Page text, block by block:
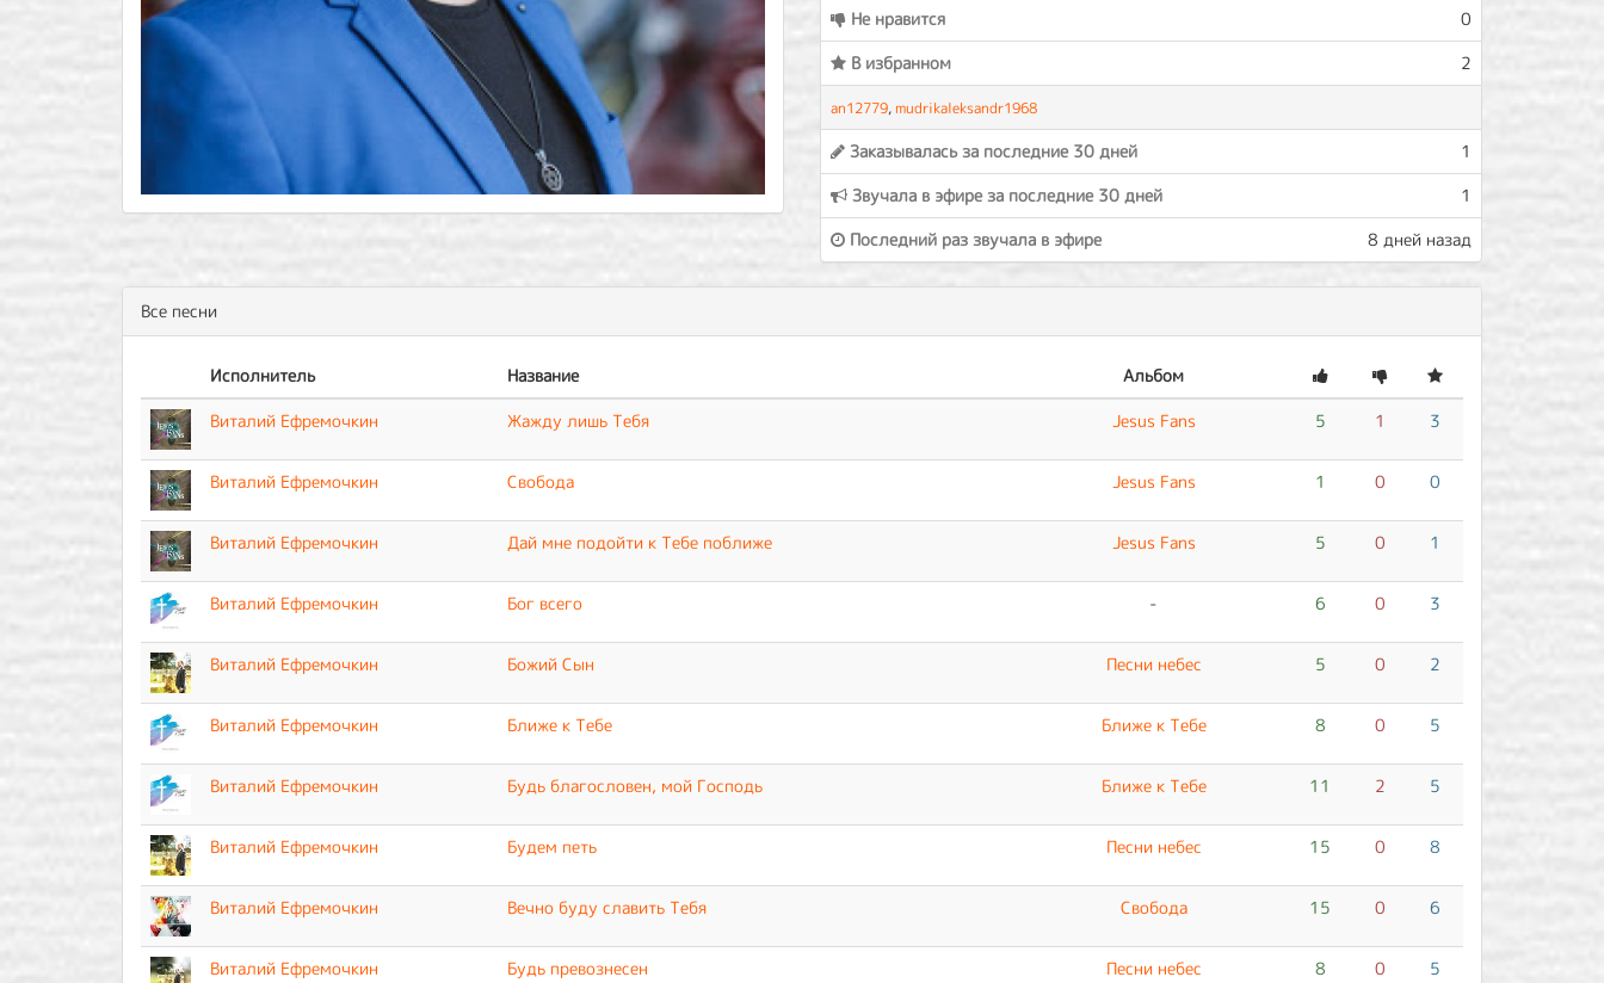
Не нравится
0
В избранном
2
an12779, mudrikaleksandr1968
Заказывалась за последние 30 дней
1
Звучала в эфире за последние 30 дней
1
Последний раз звучала в эфире
8 дней назад
Все песни
Исполнитель Название
Альбом
Виталий Ефремочкин
Жажду лишь Тебя Jesus Fans 5 1 3
Виталий Ефремочкин Свобода Jesus Fans 1 0 0
Виталий Ефремочкин Дай мне подойти к Тебе поближе Jesus Fans 5 0 1
Виталий Ефремочкин Бог всего - 6 0 3
Виталий Ефремочкин Божий Сын Песни небес 5 0 2
Виталий Ефремочкин Ближе к Тебе Ближе к Тебе 8 0 5
Виталий Ефремочкин Будь благословен, мой Господь Ближе к Тебе 11 2 5
Виталий Ефремочкин Будем петь Песни небес 15 0 8
Виталий Ефремочкин Вечно буду славить Тебя Свобода 15 0 6
Виталий Ефремочкин Будь превознесен Песни небес 8 0 5